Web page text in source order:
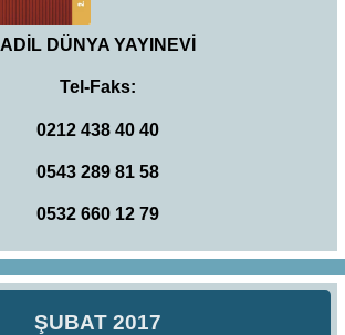
ADİL DÜNYA YAYINEVİ
Tel-Faks:
0212 438 40 40
0543 289 81 58
0532 660 12 79
ŞUBAT 2017